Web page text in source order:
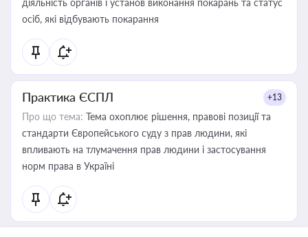
діяльність органів і установ виконання покарань та статус
осіб, які відбувають покарання
Практика ЄСПЛ +13
Про що тема: Тема охоплює рішення, правові позиції та
стандарти Європейського суду з прав людини, які
впливають на тлумачення прав людини і застосування
норм права в Україні